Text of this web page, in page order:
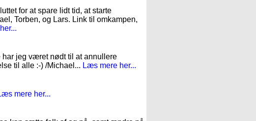
for at spare lidt tid, at starte
Torben, og Lars. Link til omkampen,
har jeg været nødt til at annullere
til alle :-) /Michael... Læs mere her...
mere her...